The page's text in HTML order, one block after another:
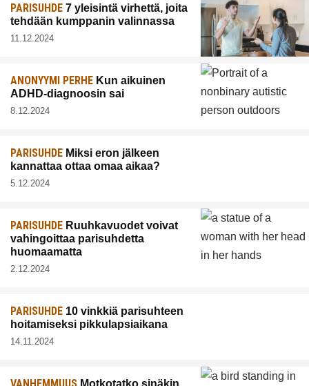
PARISUHDE 7 yleisintä virhettä, joita
tehdään kumppanin valinnassa
11.12.2024
ANONYYMI PERHE Kun aikuinen
ADHD-diagnoosin sai
8.12.2024
PARISUHDE Miksi eron jälkeen
kannattaa ottaa omaa aikaa?
5.12.2024
PARISUHDE Ruuhkavuodet voivat
vahingoittaa parisuhdetta
huomaamatta
2.12.2024
PARISUHDE 10 vinkkiä parisuhteen
hoitamiseksi pikkulapsiaikana
14.11.2024
VANHEMMUUS Motkotatko sinäkin